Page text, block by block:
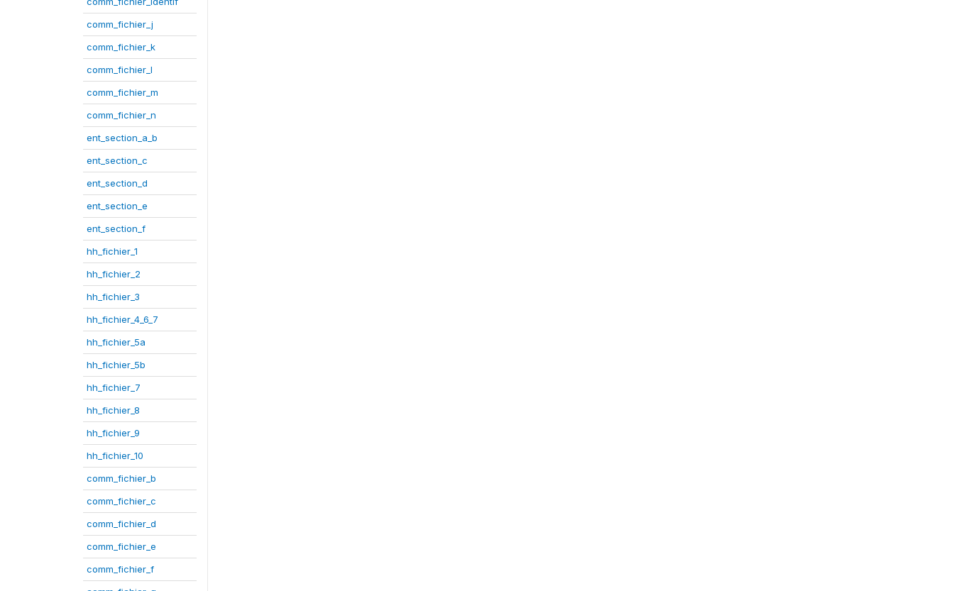
comm_fichier_j
comm_fichier_k
comm_fichier_l
comm_fichier_m
comm_fichier_n
ent_section_a_b
ent_section_c
ent_section_d
ent_section_e
ent_section_f
hh_fichier_1
hh_fichier_2
hh_fichier_3
hh_fichier_4_6_7
hh_fichier_5a
hh_fichier_5b
hh_fichier_7
hh_fichier_8
hh_fichier_9
hh_fichier_10
comm_fichier_b
comm_fichier_c
comm_fichier_d
comm_fichier_e
comm_fichier_f